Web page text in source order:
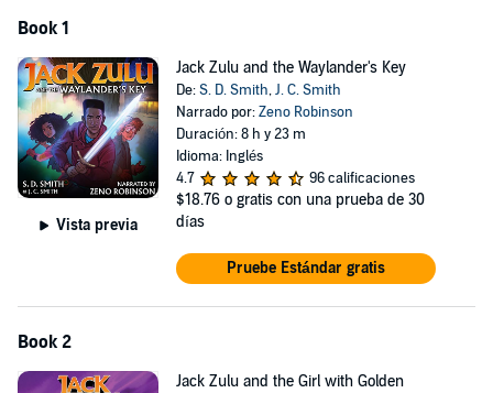
Book 1
Vista previa
Jack Zulu and the Waylander's Key
De:S. D. Smith,J. C. Smith
Narrado por:Zeno Robinson
Duración: 8 h y 23 m
Idioma: Inglés
4.7
96 calificaciones
$18.76 o gratis con una prueba de 30
días
Pruebe Estándar gratis
Book 2
Jack Zulu and the Girl with Golden